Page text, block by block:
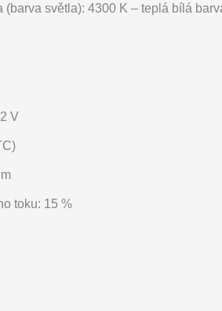
(barva světla): 4300 K – teplá bílá
V
toku: 15 %